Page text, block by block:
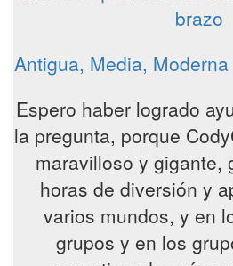
brazo
Antigua, Media,
Espero haber logrado
la pregunta, porque
maravilloso y gigante,
horas de diversión y
varios mundos, y en
grupos y en los